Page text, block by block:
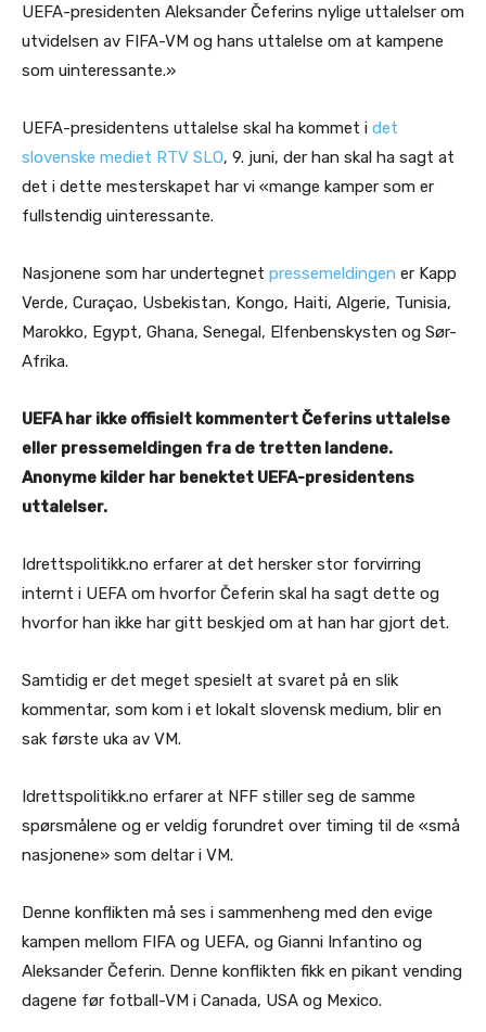
UEFA-presidenten Aleksander Čeferins nylige uttalelser om
utvidelsen av FIFA-VM og hans uttalelse om at kampene
som uinteressante.»
UEFA-presidentens uttalelse skal ha kommet i det
slovenske mediet RTV SLO, 9. juni, der han skal ha sagt at
det i dette mesterskapet har vi «mange kamper som er
fullstendig uinteressante.
Nasjonene som har undertegnet pressemeldingen er Kapp
Verde, Curaçao, Usbekistan, Kongo, Haiti, Algerie, Tunisia,
Marokko, Egypt, Ghana, Senegal, Elfenbenskysten og Sør-
Afrika.
UEFA har ikke offisielt kommentert Čeferins uttalelse
eller pressemeldingen fra de tretten landene.
Anonyme kilder har benektet UEFA-presidentens
uttalelser.
Idrettspolitikk.no erfarer at det hersker stor forvirring
internt i UEFA om hvorfor Čeferin skal ha sagt dette og
hvorfor han ikke har gitt beskjed om at han har gjort det.
Samtidig er det meget spesielt at svaret på en slik
kommentar, som kom i et lokalt slovensk medium, blir en
sak første uka av VM.
Idrettspolitikk.no erfarer at NFF stiller seg de samme
spørsmålene og er veldig forundret over timing til de «små
nasjonene» som deltar i VM.
Denne konflikten må ses i sammenheng med den evige
kampen mellom FIFA og UEFA, og Gianni Infantino og
Aleksander Čeferin. Denne konflikten fikk en pikant vending
dagene før fotball-VM i Canada, USA og Mexico.